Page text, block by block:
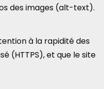
des images (alt-text).
à la rapidité des
(HTTPS), et que le site